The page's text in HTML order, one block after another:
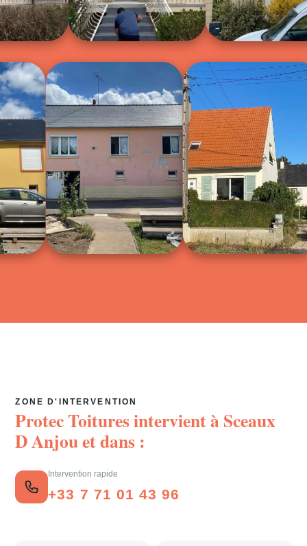
ZONE D'INTERVENTION
Protec Toitures intervient àSceaux
D Anjouet dans :
Intervention rapide
+33 7 71 01 43 96